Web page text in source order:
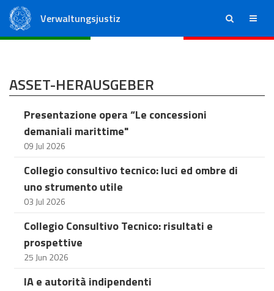
Verwaltungsjustiz ricerca menu
ASSET-HERAUSGEBER
Presentazione opera “Le concessioni
demaniali marittime"
09 Jul 2026
Collegio consultivo tecnico: luci ed ombre di
uno strumento utile
03 Jul 2026
Collegio Consultivo Tecnico: risultati e
prospettive
25 Jun 2026
IA e autorità indipendenti